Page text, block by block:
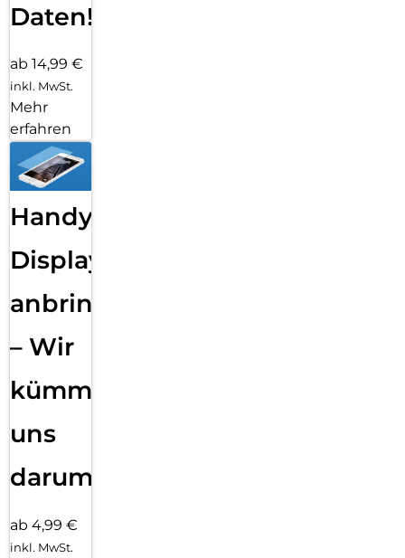
Daten!
ab 14,99 €
inkl. MwSt.
Mehr
erfahren
Handy
Displayfolie
anbringen
– Wir
kümmern
uns
darum!
ab 4,99 €
inkl. MwSt.